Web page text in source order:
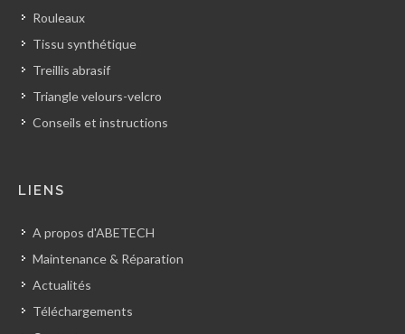
Rouleaux
Tissu synthétique
Treillis abrasif
Triangle velours-velcro
Conseils et instructions
LIENS
A propos d'ABETECH
Maintenance & Réparation
Actualités
Téléchargements